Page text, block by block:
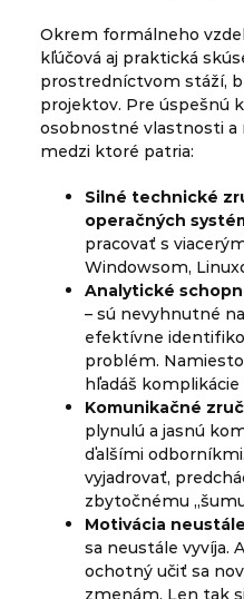
Okrem formálneho
kľúčová aj praktická
prostredníctvom stáží,
projektov. Pre úspešnú
osobnostné vlastnosti a
medzi ktoré patria:
Silné technické
operačných
pracovať s
Windowsom,
Analytické
– sú nevyhnutné
efektívne
problém.
hľadáš
Komunikačné
plynulú a jasnú
ďalšími
vyjadrovať,
zbytočnému
Motivácia
sa neustále vyvíja.
ochotný učiť sa
zmenám. Len tak